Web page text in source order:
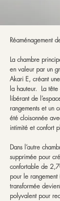
Réaménagement
La chambre
en valeur par un
Akari E, créant
la hauteur. La
libérant de
rangements et un
été cloisonnée
intimité et confort
Dans l’autre
supprimée pour
confortable de
pour le
transformée
polyvalent pour